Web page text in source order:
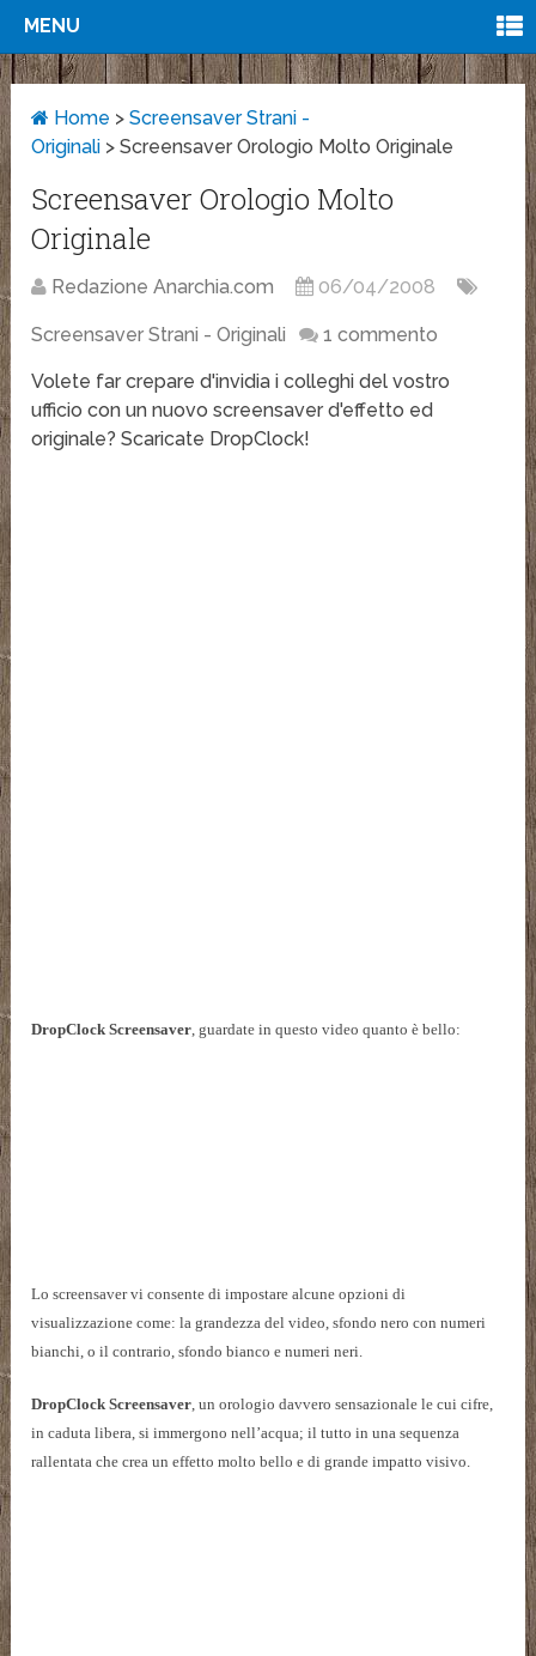
MENU
Home >Screensaver Strani -
Originali >Screensaver Orologio Molto Originale
Screensaver Orologio Molto
Originale
Redazione Anarchia.com 06/04/2008
Screensaver Strani - Originali 1 commento
Volete far crepare d'invidia i colleghi del vostro
ufficio con un nuovo screensaver d'effetto ed
originale? Scaricate DropClock!
DropClock Screensaver, guardate in questo video quanto è bello:
Lo screensaver vi consente di impostare alcune opzioni di
visualizzazione come: la grandezza del video, sfondo nero con numeri
bianchi, o il contrario, sfondo bianco e numeri neri.
DropClock Screensaver, un orologio davvero sensazionale le cui cifre,
in caduta libera, si immergono nell’acqua; il tutto in una sequenza
rallentata che crea un effetto molto bello e di grande impatto visivo.